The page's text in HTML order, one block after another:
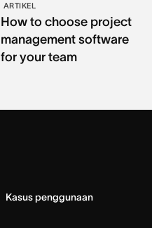
ARTIKEL
How to choose project
management software
for your team
Kasus penggunaan